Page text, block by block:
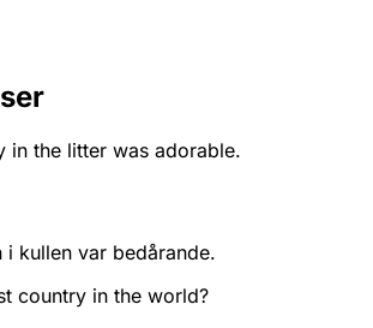
in the litter was adorable.
i kullen var bedårande.
country in the world?